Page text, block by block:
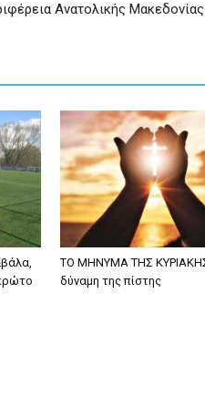
Ανατολικής
ΤΟ ΜΗΝΥΜΑ ΤΗΣ
δύναμη της πίστης